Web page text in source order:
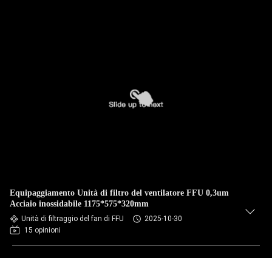
Equipaggiamento Unità di filtro del ventilatore FFU 0,3um
Acciaio inossidabile 1175*575*320mm
Unità di filtraggio del fan di FFU
2025-10-30
15 opinioni